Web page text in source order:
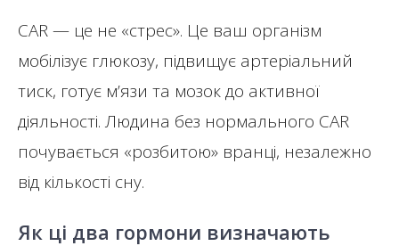
CAR — це не «стрес». Це ваш організм
мобілізує глюкозу, підвищує артеріальний
тиск, готує м’язи та мозок до активної
діяльності. Людина без нормального CAR
почувається «розбитою» вранці, незалежно
від кількості сну.
Як ці два гормони визначають